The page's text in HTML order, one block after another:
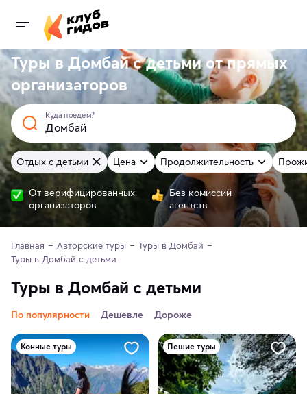
Туры в Домбай с детьми отпрямых
организаторов
Куда поедем?
Отдых с детьми Цена Продолжительность
От верифицированных
организаторов
Без комиссий
агентств
Главная Авторские туры
Туры в Домбай
Туры в Домбай с детьми
Туры в Домбай с детьми
По популярности Дешевле Дороже
Конные туры Пешие туры